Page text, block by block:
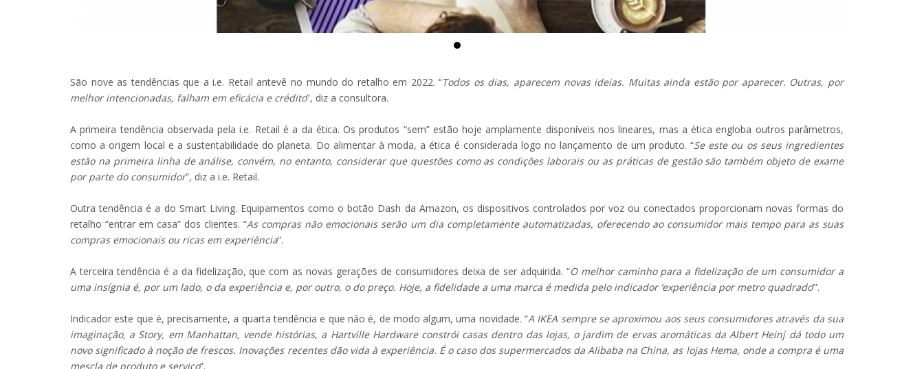
São nove as tendências que a i.e. Retail antevê no mundo do retalho em 2022. “Todos os dias, aparecem novas ideias. Muitas ainda estão por aparecer. Outras, por
melhor intencionadas, falham em eficácia e crédito”, diz a consultora.
A primeira tendência observada pela i.e. Retail é a da ética. Os produtos “sem” estão hoje amplamente disponíveis nos lineares, mas a ética engloba outros parâmetros,
como a origem local e a sustentabilidade do planeta. Do alimentar à moda, a ética é considerada logo no lançamento de um produto. “Se este ou os seus ingredientes
estão na primeira linha de análise, convém, no entanto, considerar que questões como as condições laborais ou as práticas de gestão são também objeto de exame
por parte do consumidor”, diz a i.e. Retail.
Outra tendência é a do Smart Living. Equipamentos como o botão Dash da Amazon, os dispositivos controlados por voz ou conectados proporcionam novas formas do
retalho “entrar em casa” dos clientes. “As compras não emocionais serão um dia completamente automatizadas, oferecendo ao consumidor mais tempo para as suas
compras emocionais ou ricas em experiência”.
A terceira tendência é a da fidelização, que com as novas gerações de consumidores deixa de ser adquirida. “O melhor caminho para a fidelização de um consumidor a
uma insígnia é, por um lado, o da experiência e, por outro, o do preço. Hoje, a fidelidade a uma marca é medida pelo indicador ‘experiência por metro quadrado’”.
Indicador este que é, precisamente, a quarta tendência e que não é, de modo algum, uma novidade. “A IKEA sempre se aproximou aos seus consumidores através da sua
imaginação, a Story, em Manhattan, vende histórias, a Hartville Hardware constrói casas dentro das lojas, o jardim de ervas aromáticas da Albert Heinj dá todo um
novo significado à noção de frescos. Inovações recentes dão vida à experiência. É o caso dos supermercados da Alibaba na China, as lojas Hema, onde a compra é uma
mescla de produto e serviço”.